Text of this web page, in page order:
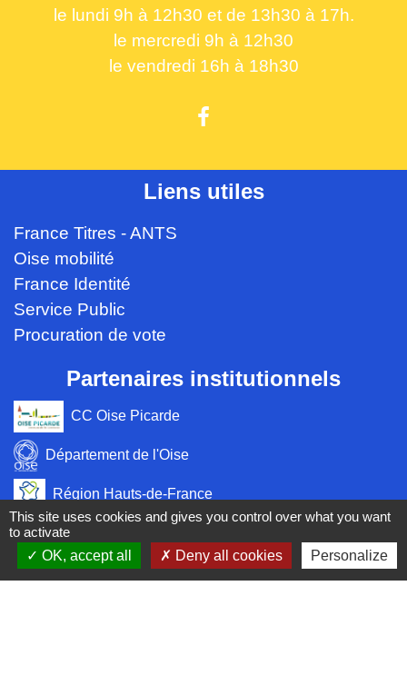
le lundi 9h à 12h30 et de 13h30 à 17h.
le mercredi 9h à 12h30
le vendredi 16h à 18h30
Liens utiles
France Titres - ANTS
Oise mobilité
France Identité
Service Public
Procuration de vote
Partenaires institutionnels
CC Oise Picarde
Département de l'Oise
Région Hauts-de-France
Préfecture de l'Oise
Site réalisé par KOM Conseil
This site uses cookies and gives you control over what you want
to activate
OK, accept all
Deny all cookies Personalize